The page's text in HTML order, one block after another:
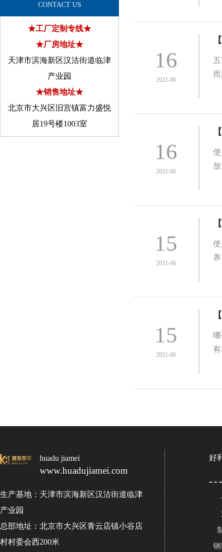
CONTACT US
★工厂定制专线★
★厂房地址★
天津市滨海新区汉沽街道临津
产业园
★销售地址★
北京市大兴区旧宫镇富力盛悦
居19号楼1003室
16
2021-06
16
2021-06
15
2021-06
15
2021-06
huadu jiamei
www.huadujiamei.com
生产基地：天津市滨海新区汉沽街道临津
产业园
总部地址：北京市大兴区青云店镇小谷店
村村委会西200米
好